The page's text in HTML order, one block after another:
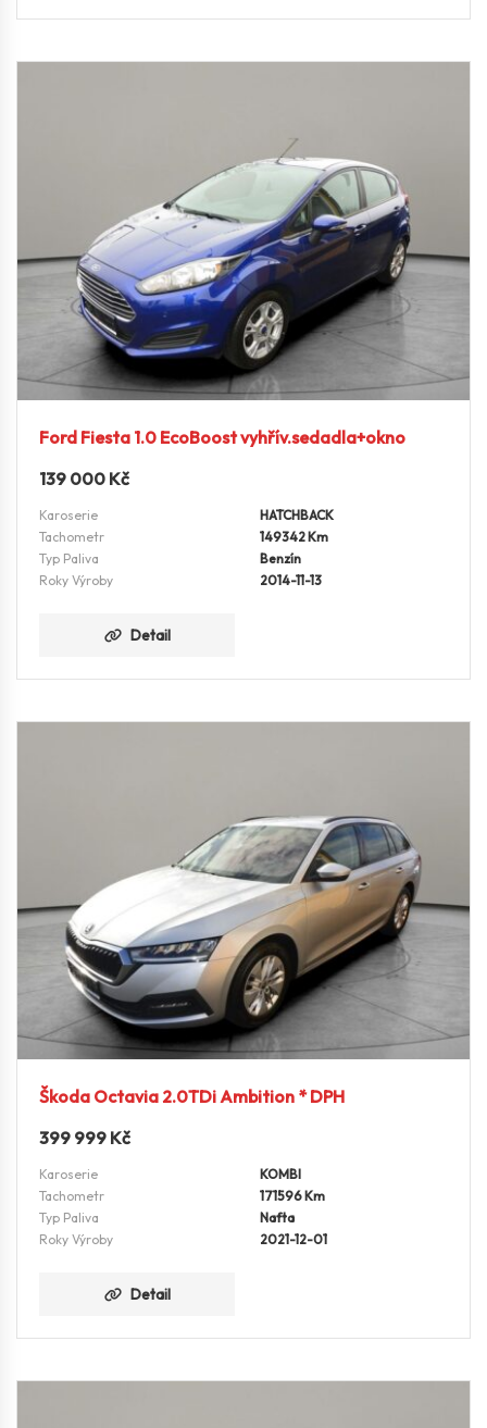
Ford Fiesta 1.0 EcoBoost vyhřív.sedadla+okno
139 000 Kč
Karoserie
HATCHBACK
Tachometr
149342 Km
Typ Paliva
Benzín
Roky Výroby
2014-11-13
Detail
Škoda Octavia 2.0TDi Ambition * DPH
399 999 Kč
Karoserie
KOMBI
Tachometr
171596 Km
Typ Paliva
Nafta
Roky Výroby
2021-12-01
Detail